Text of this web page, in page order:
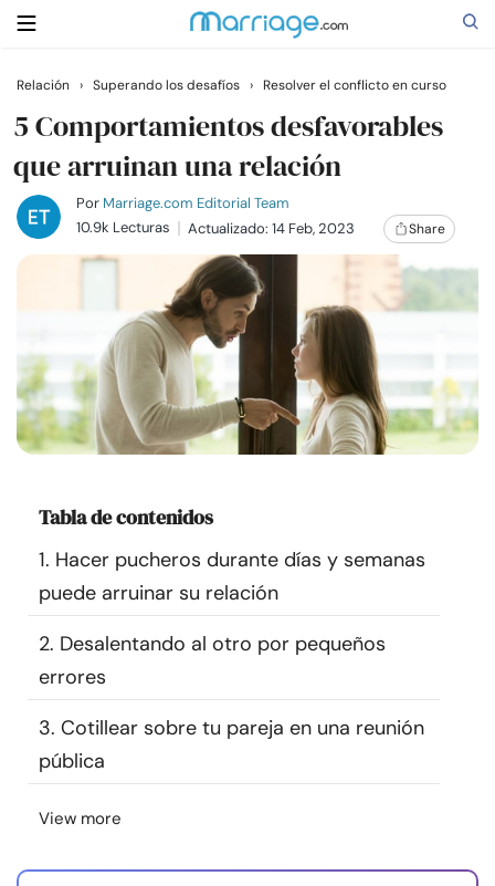
Buscar
Casarse
Relaciones
Ayuda
Cursos
Recursos
Comunidad
Encuentra un terapeuta
Idioma ES
nosotros
Relación › Superando los desafíos › Resolver el conflicto en curso
5 Comportamientos desfavorables
que arruinan una relación
Por Marriage.com Editorial Team
10.9k Lecturas
Actualizado: 14 Feb, 2023 Share
Tabla de contenidos
1. Hacer pucheros durante días y semanas
puede arruinar su relación
2. Desalentando al otro por pequeños
errores
3. Cotillear sobre tu pareja en una reunión
pública
View more